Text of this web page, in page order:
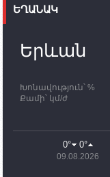
11:03
ՄԱԿ-ի
ԵՂԱՆԱԿ
Երևան
Խոնավություն՝ %
Քամի՝ կմ/ժ
0° 0°
09.08.2026